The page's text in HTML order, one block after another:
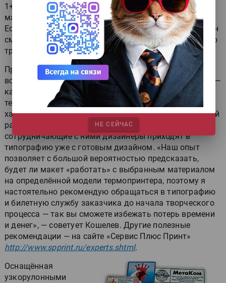
1+1 до 4+5. Оборудование — новейшая 5-красочная
машина MPS EP-410 (установлена в начале 2002 г.) и
Edale E 250S. Конструкция первой позволяет за 15 мин
сменить вид печати (например, флексо — на роторную
трафаретную).
При печати по материалам типа ECO в типографии
всегда используют только водные краски, а для TOP —
как водные, так и УФ-краски. Поскольку цена
термоматериала намного выше близкого ему по
характеристикам обычного, ошибаться дорого. Самый
распространённый случай, когда заказчики и
сотрудничающие с ними дизайнеры приходят в
типографию уже с готовым дизайном. «Наш опыт
позволяет с большой вероятностью предсказать,
будет ли макет «работать» с выбранным материалом
на определённой модели термопринтера, поэтому я
настоятельно рекомендую обращаться в типографию
и билетную службу заказчика до начала творческого
процесса — так вы сможете избежать потерь времени
и денег», — советует Кошелев. Другие полезные
рекомендации — на сайте «Сервис Плюс Принт»
http://www.spprint.ru/experts.shtml.
Оснащённая
узкорулонными
НЕ СЕЙЧАС